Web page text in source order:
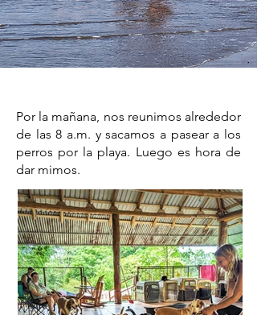
Por la mañana, nos reunimos alrededor
de las 8 a.m. y sacamos a pasear a los
perros por la playa. ​Luego es hora de
dar mimos.